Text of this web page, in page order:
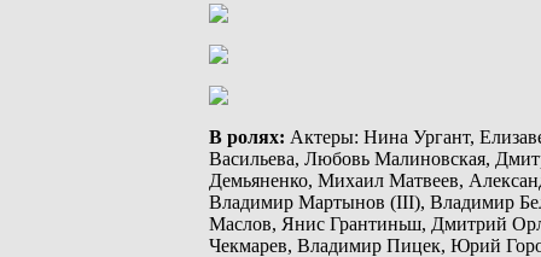
В ролях: Актеры: Нина Ургант,
Васильева, Любовь Малиновская,
Демьяненко, Михаил Матвеев,
Владимир Мартынов (III), Владимир
Маслов, Янис Грантиньш, Дмитрий
Чекмарев, Владимир Пицек, Юрий